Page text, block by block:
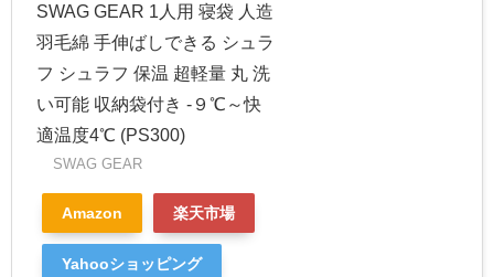
SWAG GEAR 1人用 寝袋 人造
羽毛綿 手伸ばしできる シュラ
フ シュラフ 保温 超軽量 丸 洗
い可能 収納袋付き ‐９℃～快
適温度4℃ (PS300)
SWAG GEAR
Amazon 楽天市場
Yahooショッピング